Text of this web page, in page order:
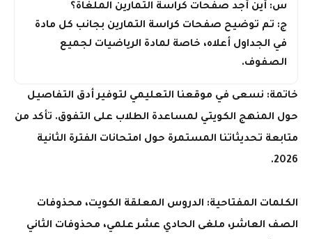
س: أين أجد صفحات كراسة التمارين الملغاة؟
ج: تم توضيح صفحات كراسة التمارين بجانب كل مادة
في الجداول أعلاه، خاصة لمادة الرياضيات لجميع
الصفوف.
خاتمة: نسعى في موقعنا التعليمي لتوفير أدق التفاصيل
حول المنهج الكويتي لمساعدة الطلاب على التفوق. تأكد من
متابعة تحديثاتنا المستمرة حول امتحانات الفترة الثانية
2026.
الكلمات المفتاحية: الدروس المعلقة الكويت، محذوفات
الصف العاشر، ملغى الحادي عشر علمي، محذوفات الثاني